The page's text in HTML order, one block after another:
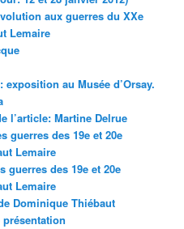
aux guerres du XXe
Lemaire
au Musée d’Orsay.
l’article: Martine Delrue
guerres des 19e et 20e
Lemaire
guerres des 19e et 20e
Lemaire
Dominique Thiébaut